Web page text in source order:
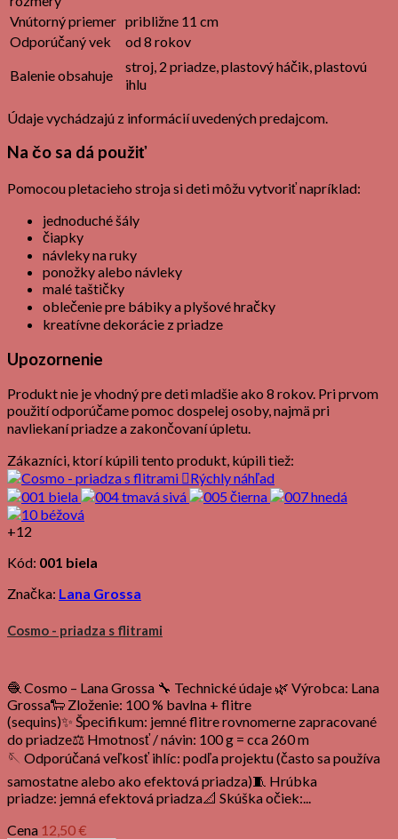
Vnútorný priemer približne 11 cm
Odporúčaný vek
od 8 rokov
Balenie obsahuje
stroj, 2 priadze, plastový háčik, plastovú
ihlu
Údaje vychádzajú z informácií uvedených predajcom.
Na čo sa dá použiť
Pomocou pletacieho stroja si deti môžu vytvoriť napríklad:
jednoduché šály
čiapky
návleky na ruky
ponožky alebo návleky
malé taštičky
oblečenie pre bábiky a plyšové hračky
kreatívne dekorácie z priadze
Upozornenie
Produkt nie je vhodný pre deti mladšie ako 8 rokov. Pri prvom
použití odporúčame pomoc dospelej osoby, najmä pri
navliekaní priadze a zakončovaní úpletu.
Zákazníci, ktorí kúpili tento produkt, kúpili tiež:
Rýchly náhľad
+12
Kód: 001 biela
Značka: Lana Grossa
Cosmo - priadza s flitrami
🧶 Cosmo – Lana Grossa 🔧 Technické údaje 🌿 Výrobca: Lana
Grossa🐑 Zloženie: 100 % bavlna + flitre
(sequins)✨ Špecifikum: jemné flitre rovnomerne zapracované
do priadze⚖️ Hmotnosť / návin: 100 g = cca 260 m
🪡 Odporúčaná veľkosť ihlíc: podľa projektu (často sa používa
samostatne alebo ako efektová priadza)🧵 Hrúbka
priadze: jemná efektová priadza📐 Skúška očiek:...
Cena 12,50 €